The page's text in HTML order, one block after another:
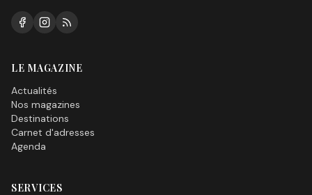
LE MAGAZINE
Actualités
Nos magazines
Destinations
Carnet d'adresses
Agenda
SERVICES